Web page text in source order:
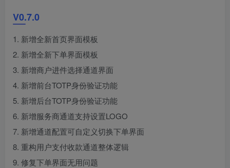
V0.7.0
1. 新增全新首页界面模板
2. 新增全新下单界面模板
3. 新增商户进件选择通道界面
4. 新增前台TOTP身份验证功能
5. 新增后台TOTP身份验证功能
6. 新增服务商通道支持设置LOGO
7. 新增通道配置可自定义切换下单界面
8. 重构用户支付收款通道整体逻辑
9. 修复下单界面无用问题